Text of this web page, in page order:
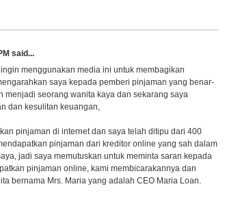
said...
menggunakan media ini untuk membagikan
saya kepada pemberi pinjaman yang benar-
menjadi seorang wanita kaya dan sekarang saya
dan kesulitan keuangan,
pinjaman di internet dan saya telah ditipu dari 400
pinjaman dari kreditor online yang sah dalam
jadi saya memutuskan untuk meminta saran kepada
pinjaman online, kami membicarakannya dan
bernama Mrs. Maria yang adalah CEO Maria Loan.